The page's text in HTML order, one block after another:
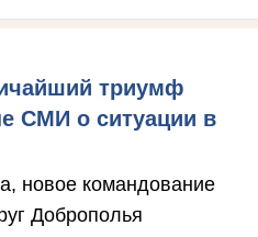
триумф
СМИ о ситуации в
новое командование
Доброполья